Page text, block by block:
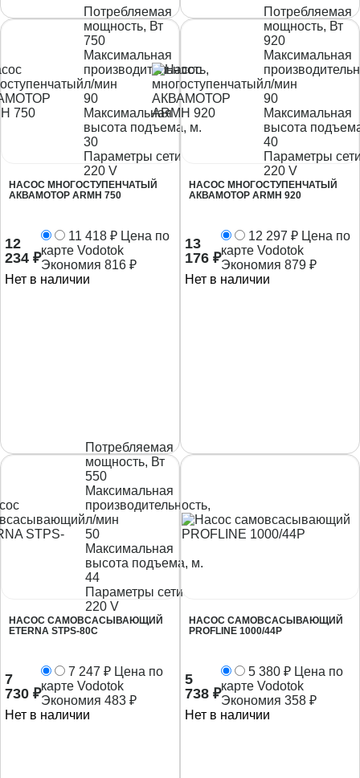
Потребляемая
мощность, Вт
750
Максимальная
производительность,
л/мин
90
Максимальная
высота подъема, м.
30
Параметры сети
220 V
НАСОС МНОГОСТУПЕНЧАТЫЙ
АКВАМОТОР ARMH 750
12
234 ₽
11 418 ₽ Цена по
карте Vodotok
Экономия 816 ₽
Нет в наличии
Потребляемая
мощность, Вт
920
Максимальная
л/мин
90
Максимальная
высота
40
Параметры
220 V
НАСОС МНОГОСТУПЕНЧАТЫЙ
АКВАМОТОР ARMH 920
13
176 ₽
12 297 ₽ Цена по
карте Vodotok
Экономия 879 ₽
Нет в наличии
Потребляемая
мощность, Вт
550
Максимальная
производительность,
л/мин
50
Максимальная
высота подъема, м.
44
Параметры сети
220 V
НАСОС САМОВСАСЫВАЮЩИЙ
ETERNA STPS-80C
7
730 ₽
7 247 ₽ Цена по
карте Vodotok
Экономия 483 ₽
Нет в наличии
НАСОС САМОВСАСЫВАЮЩИЙ
PROFLINE 1000/44P
5
738 ₽
5 380 ₽ Цена по
карте Vodotok
Экономия 358 ₽
Нет в наличии